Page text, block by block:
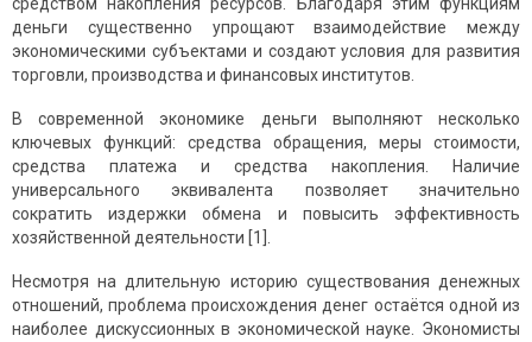
деньги существенно упрощают взаимодействие между
экономическими субъектами и создают условия для развития
торговли, производства и финансовых институтов.
В современной экономике деньги выполняют несколько
ключевых функций: средства обращения, меры стоимости,
средства платежа и средства накопления. Наличие
универсального эквивалента позволяет значительно
сократить издержки обмена и повысить эффективность
хозяйственной деятельности [1].
Несмотря на длительную историю существования денежных
отношений, проблема происхождения денег остаётся одной из
наиболее дискуссионных в экономической науке. Экономисты